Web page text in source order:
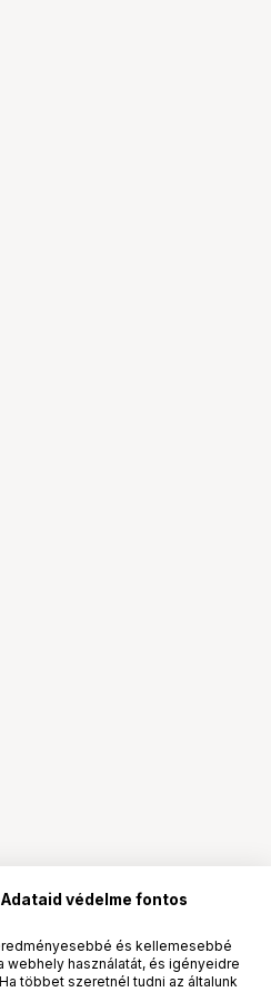
védelme fontos
és kellemesebbé
webhely használatát, és igényeidre
többet szeretnél tudni az általunk